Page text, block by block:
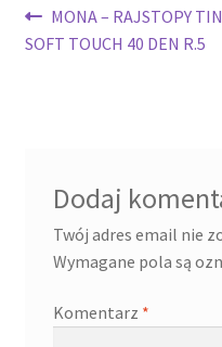
Nawigacja
wpisu
Poprzedni
wpis:
MONA – RAJSTOPY
SOFT TOUCH 40 DEN R.5
Dodaj
Twój adres email nie
Wymagane pola są
Komentarz *